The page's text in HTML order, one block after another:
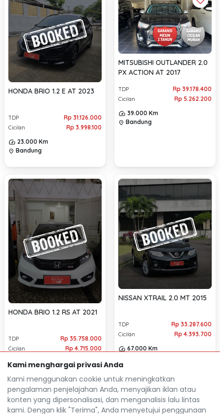
HONDA BRIO 1.2 E AT 2023
TDP Rp 31.126.000
Cicilan
Rp 3.998.100
23.000 Km
location_on Bandung
MITSUBISHI OUTLANDER 2.0
PX ACTION AT 2017
TDP Rp 39.178.400
Cicilan
Rp 5.262.200
39.000 Km
location_on Bandung
HONDA BRIO 1.2 RS AT 2021
TDP Rp 35.758.000
Cicilan
Rp 4.715.000
26.000 Km
NISSAN XTRAIL 2.0 MT 2015
TDP Rp 33.287.600
Cicilan
Rp 4.393.700
67.000 Km
Kami menghargai privasi Anda
Kami menggunakan cookie untuk meningkatkan
pengalaman penjelajahan Anda, menyajikan iklan atau
konten yang dipersonalisasi, dan menganalisis lalu lintas
kami. Dengan klik "Terima", Anda menyetujui penggunaan